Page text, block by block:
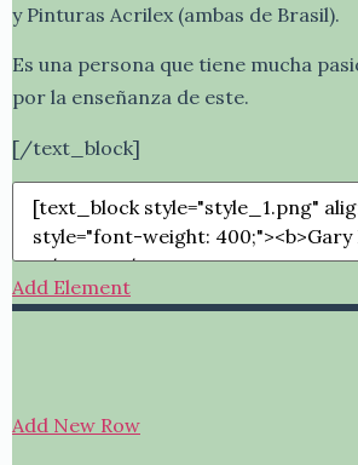
y Pinturas Acrilex (ambas de Brasil).
Es una persona que tiene mucha
por la enseñanza de este.
[/text_block]
Add Element
Add New Row